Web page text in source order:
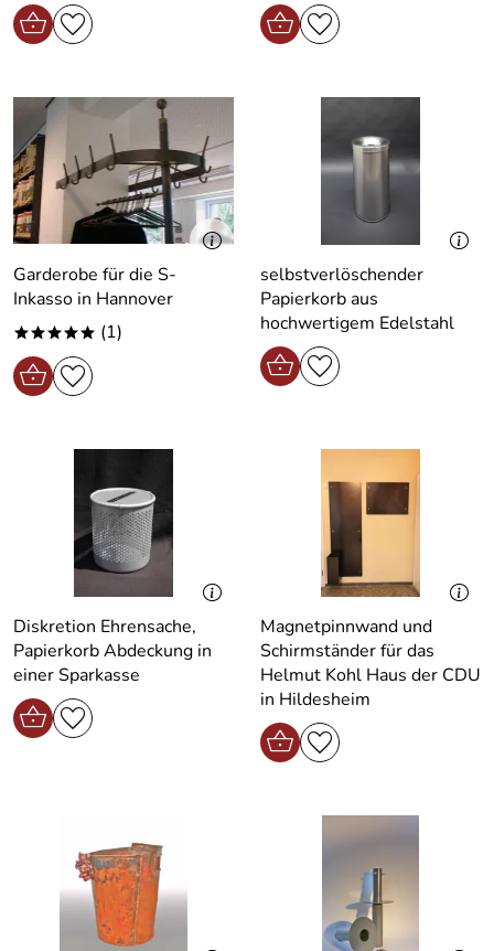
Garderobe für die S-
Inkasso in Hannover
***** (1)
selbstverlöschender
Papierkorb aus
hochwertigem Edelstahl
Diskretion Ehrensache,
Papierkorb Abdeckung in
einer Sparkasse
Magnetpinnwand und
Schirmständer für das
Helmut Kohl Haus der CDU
in Hildesheim